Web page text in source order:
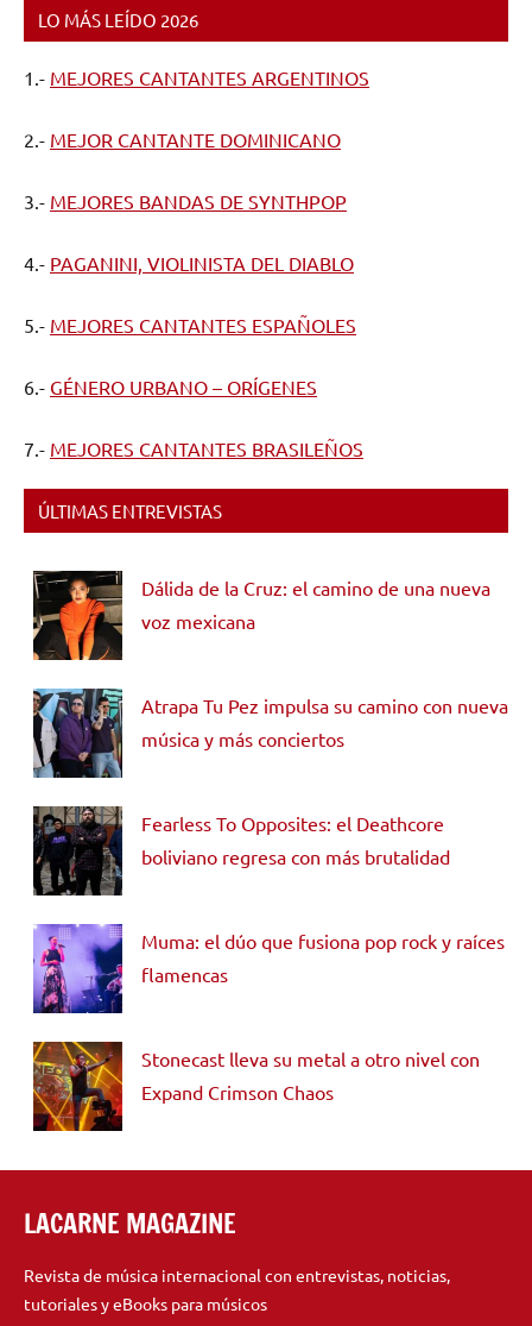
LO MÁS LEÍDO 2026
1.- MEJORES CANTANTES ARGENTINOS
2.- MEJOR CANTANTE DOMINICANO
3.- MEJORES BANDAS DE SYNTHPOP
4.- PAGANINI, VIOLINISTA DEL DIABLO
5.- MEJORES CANTANTES ESPAÑOLES
6.- GÉNERO URBANO – ORÍGENES
7.- MEJORES CANTANTES BRASILEÑOS
ÚLTIMAS ENTREVISTAS
Dálida de la Cruz: el camino de una nueva
voz mexicana
Atrapa Tu Pez impulsa su camino con nueva
música y más conciertos
Fearless To Opposites: el Deathcore
boliviano regresa con más brutalidad
Muma: el dúo que fusiona pop rock y raíces
flamencas
Stonecast lleva su metal a otro nivel con
Expand Crimson Chaos
LACARNE MAGAZINE
Revista de música internacional con entrevistas, noticias,
tutoriales y eBooks para músicos